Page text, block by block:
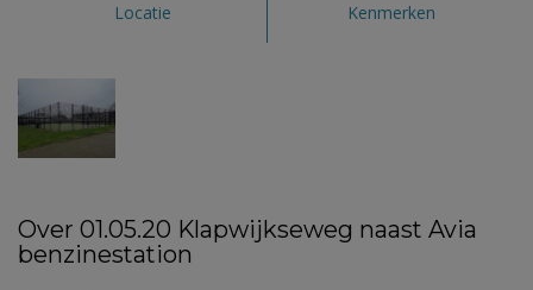
Locatie Kenmerken
Over 01.05.20 Klapwijkseweg naast Avia
benzinestation